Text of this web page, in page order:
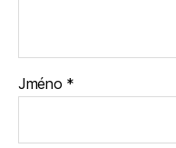
Jméno *